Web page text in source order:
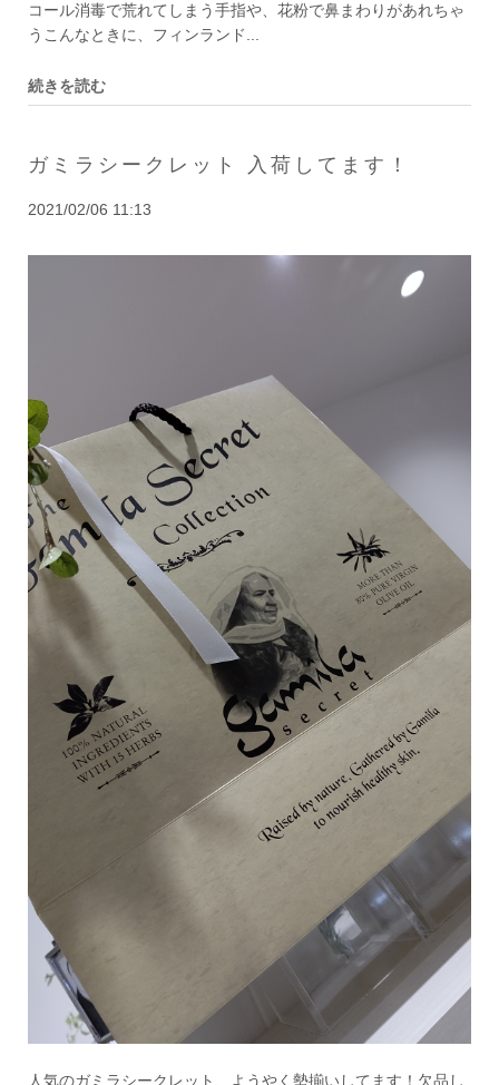
コール消毒で荒れてしまう手指や、花粉で鼻まわりがあれちゃ
うこんなときに、フィンランド...
続きを読む
ガミラシークレット 入荷してます！
2021/02/06 11:13
人気のガミラシークレット、ようやく勢揃いしてます！欠品し